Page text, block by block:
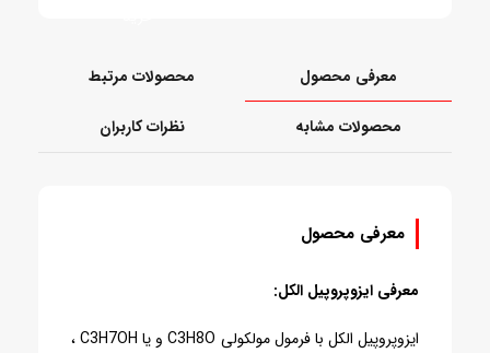
معرفی محصول محصولات مرتبط
محصولات مشابه نظرات کاربران
معرفی محصول
معرفی ایزوپروپیل الکل:
ایزوپروپیل الکل با فرمول مولکولی C3H8O و یا C3H7OH ،